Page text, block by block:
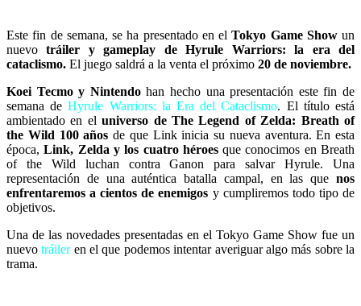
Este fin de semana, se ha presentado en elTokyo Game Showun
nuevotráiler y gameplay de Hyrule Warriors: la era del
cataclismo. El juego saldrá a la venta el próximo 20 de noviembre.
Koei Tecmo y Nintendohan hecho una presentación este fin de
semana deHyrule Warriors: la Era del Cataclismo. El título está
ambientado en eluniverso de The Legend of Zelda: Breath of
the Wild 100 años de que Link inicia su nueva aventura. En esta
época,Link, Zelda y los cuatro héroesque conocimos en Breath
of the Wild luchan contra Ganon para salvar Hyrule. Una
representación de una auténtica batalla campal, en las que nos
enfrentaremos a cientos de enemigos y cumpliremos todo tipo de
objetivos.
Una de las novedades presentadas en el Tokyo Game Show fue un
nuevotráileren el que podemos intentar averiguar algo más sobre la
trama.